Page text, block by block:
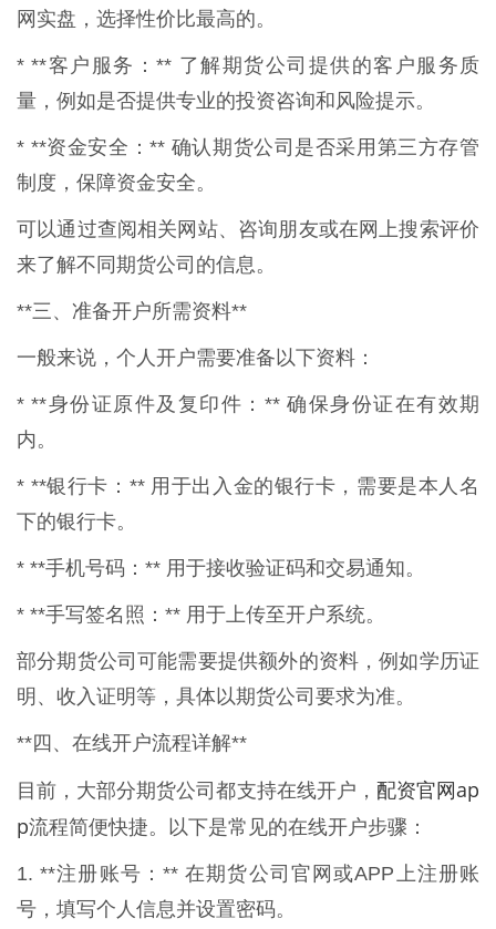
网实盘，选择性价比最高的。
* **客户服务：** 了解期货公司提供的客户服务质
量，例如是否提供专业的投资咨询和风险提示。
* **资金安全：** 确认期货公司是否采用第三方存管
制度，保障资金安全。
可以通过查阅相关网站、咨询朋友或在网上搜索评价
来了解不同期货公司的信息。
**三、准备开户所需资料**
一般来说，个人开户需要准备以下资料：
* **身份证原件及复印件：** 确保身份证在有效期
内。
* **银行卡：** 用于出入金的银行卡，需要是本人名
下的银行卡。
* **手机号码：** 用于接收验证码和交易通知。
* **手写签名照：** 用于上传至开户系统。
部分期货公司可能需要提供额外的资料，例如学历证
明、收入证明等，具体以期货公司要求为准。
**四、在线开户流程详解**
目前，大部分期货公司都支持在线开户， 配资官网ap
p流程简便快捷。以下是常见的在线开户步骤：
1. **注册账号：** 在期货公司官网或APP上注册账
号，填写个人信息并设置密码。